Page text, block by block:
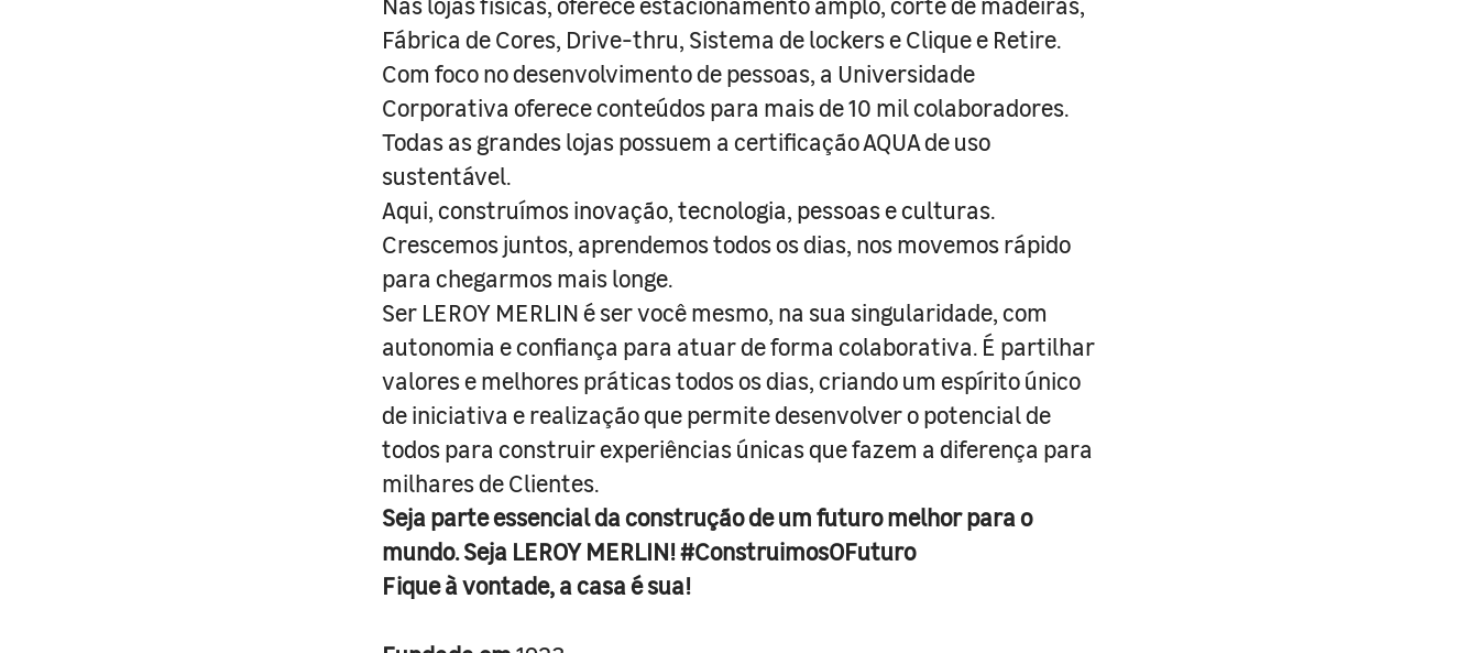
Fábrica de Cores, Drive-thru, Sistema de lockers e Clique e Retire.
Com foco no desenvolvimento de pessoas, a Universidade
Corporativa oferece conteúdos para mais de 10 mil colaboradores.
Todas as grandes lojas possuem a certificação AQUA de uso
sustentável.
Aqui, construímos inovação, tecnologia, pessoas e culturas.
Crescemos juntos, aprendemos todos os dias, nos movemos rápido
para chegarmos mais longe.
Ser LEROY MERLIN é ser você mesmo, na sua singularidade, com
autonomia e confiança para atuar de forma colaborativa. É partilhar
valores e melhores práticas todos os dias, criando um espírito único
de iniciativa e realização que permite desenvolver o potencial de
todos para construir experiências únicas que fazem a diferença para
milhares de Clientes.
Seja parte essencial da construção de um futuro melhor para o
mundo. Seja LEROY MERLIN! #ConstruimosOFuturo
Fique à vontade, a casa é sua!